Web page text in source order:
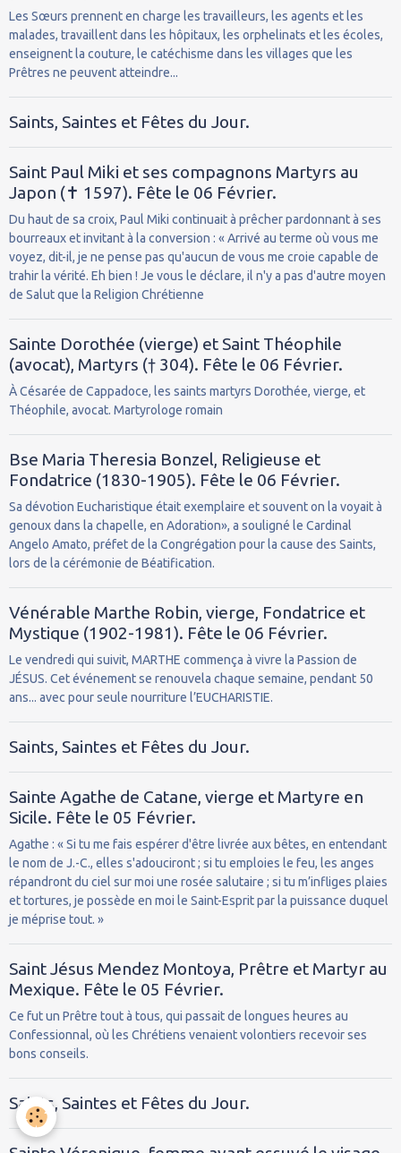
Les Sœurs prennent en charge les travailleurs, les agents et les
malades, travaillent dans les hôpitaux, les orphelinats et les écoles,
enseignent la couture, le catéchisme dans les villages que les
Prêtres ne peuvent atteindre...
Saints, Saintes et Fêtes du Jour.
Saint Paul Miki et ses compagnons Martyrs au
Japon (✝ 1597). Fête le 06 Février.
Du haut de sa croix, Paul Miki continuait à prêcher pardonnant à ses
bourreaux et invitant à la conversion : « Arrivé au terme où vous me
voyez, dit-il, je ne pense pas qu'aucun de vous me croie capable de
trahir la vérité. Eh bien ! Je vous le déclare, il n'y a pas d'autre moyen
de Salut que la Religion Chrétienne
Sainte Dorothée (vierge) et Saint Théophile
(avocat), Martyrs († 304). Fête le 06 Février.
À Césarée de Cappadoce, les saints martyrs Dorothée, vierge, et
Théophile, avocat. Martyrologe romain
Bse Maria Theresia Bonzel, Religieuse et
Fondatrice (1830-1905). Fête le 06 Février.
Sa dévotion Eucharistique était exemplaire et souvent on la voyait à
genoux dans la chapelle, en Adoration», a souligné le Cardinal
Angelo Amato, préfet de la Congrégation pour la cause des Saints,
lors de la cérémonie de Béatification.
Vénérable Marthe Robin, vierge, Fondatrice et
Mystique (1902-1981). Fête le 06 Février.
Le vendredi qui suivit, MARTHE commença à vivre la Passion de
JÉSUS. Cet événement se renouvela chaque semaine, pendant 50
ans... avec pour seule nourriture l’EUCHARISTIE.
Saints, Saintes et Fêtes du Jour.
Sainte Agathe de Catane, vierge et Martyre en
Sicile. Fête le 05 Février.
Agathe : « Si tu me fais espérer d'être livrée aux bêtes, en entendant
le nom de J.-C., elles s'adouciront ; si tu emploies le feu, les anges
répandront du ciel sur moi une rosée salutaire ; si tu m’infliges plaies
et tortures, je possède en moi le Saint-Esprit par la puissance duquel
je méprise tout. »
Saint Jésus Mendez Montoya, Prêtre et Martyr au
Mexique. Fête le 05 Février.
Ce fut un Prêtre tout à tous, qui passait de longues heures au
Confessionnal, où les Chrétiens venaient volontiers recevoir ses
bons conseils.
Saints, Saintes et Fêtes du Jour.